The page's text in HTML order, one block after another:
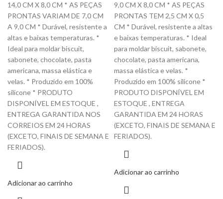
14,0 CM X 8,0 CM * AS PEÇAS
PRONTAS VARIAM DE 7,0 CM
A 9,0 CM * Durável, resistente a
altas e baixas temperaturas. *
Ideal para moldar biscuit,
sabonete, chocolate, pasta
americana, massa elástica e
velas. * Produzido em 100%
silicone * PRODUTO
DISPONÍVEL EM ESTOQUE ,
ENTREGA GARANTIDA NOS
CORREIOS EM 24 HORAS
(EXCETO, FINAIS DE SEMANA E
FERIADOS).
Adicionar ao carrinho
9,0 CM X 8,0 CM * AS PEÇAS
PRONTAS TEM 2,5 CM X 0,5
CM * Durável, resistente a altas
e baixas temperaturas. * Ideal
para moldar biscuit, sabonete,
chocolate, pasta americana,
massa elástica e velas. *
Produzido em 100% silicone *
PRODUTO DISPONÍVEL EM
ESTOQUE , ENTREGA
GARANTIDA EM 24 HORAS
(EXCETO, FINAIS DE SEMANA E
FERIADOS).
Adicionar ao carrinho